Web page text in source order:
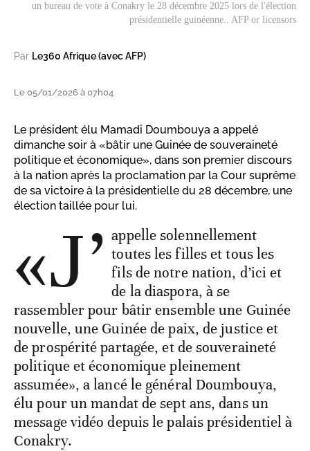
un bureau de vote à Conakry le 28 décembre 2025 lors de l'élection
présidentielle guinéenne.. AFP or licensors
Par Le360 Afrique (avec AFP)
Le 05/01/2026 à 07h04
Le président élu Mamadi Doumbouya a appelé
dimanche soir à «bâtir une Guinée de souveraineté
politique et économique», dans son premier discours
à la nation après la proclamation par la Cour suprême
de sa victoire à la présidentielle du 28 décembre, une
élection taillée pour lui.
«J’ appelle solennellement
toutes les filles et tous les
fils de notre nation, d’ici et
de la diaspora, à se
rassembler pour bâtir ensemble une Guinée
nouvelle, une Guinée de paix, de justice et
de prospérité partagée, et de souveraineté
politique et économique pleinement
assumée», a lancé le général Doumbouya,
élu pour un mandat de sept ans, dans un
message vidéo depuis le palais présidentiel à
Conakry.